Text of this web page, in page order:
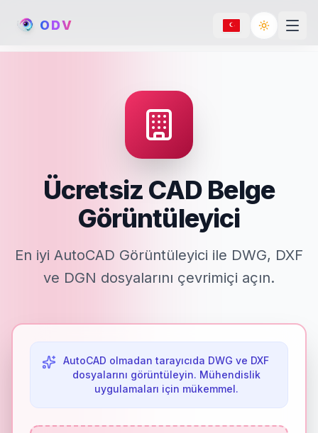
ODV Toggle
Ücretsiz CAD Belge
Görüntüleyici
En iyi AutoCAD Görüntüleyici ile DWG, DXF
ve DGN dosyalarını çevrimiçi açın.
AutoCAD olmadan tarayıcıda DWG ve DXF
dosyalarını görüntüleyin. Mühendislik
uygulamaları için mükemmel.